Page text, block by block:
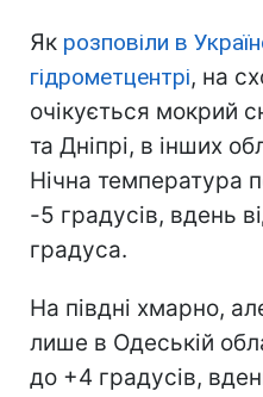
Як розповіли в
гідрометцентрі, на
очікується мокрий
та Дніпрі, в інших
Нічна температура
-5 градусів, вдень
градуса.
На півдні хмарно,
лише в Одеській
до +4 градусів,